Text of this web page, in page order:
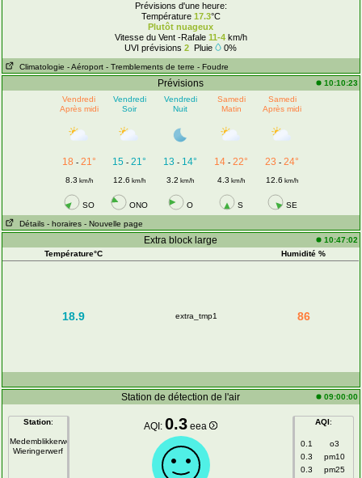
Prévisions d'une heure:
Température 17.3°C
Plutôt nuageux
Vitesse du Vent -Rafale 11-4km/h
UVI prévisions2 Pluie 0%
Climatologie - Aéroport - Tremblements de terre - Foudre
Prévisions
10:10:23
Vendredi
Après midi
Vendredi
Soir
Vendredi
Nuit
Samedi
Matin
Samedi
Après midi
18 - 21° 15 -21° 13 - 14° 14 -22° 23 -24°
8.3 km/h 12.6 km/h 3.2 km/h 4.3 km/h 12.6 km/h
SO ONO O S SE
Détails - horaires - Nouvelle page
Extra block large
10:47:02
Température°C
Humidité %
18.9 extra_tmp1 86
Station de détection de l'air 09:00:00
Station:
Medemblikkerweg
Wieringerwerf
AQI:0.3 eea AQI:
0.1
o3
0.3
pm10
0.3
pm25